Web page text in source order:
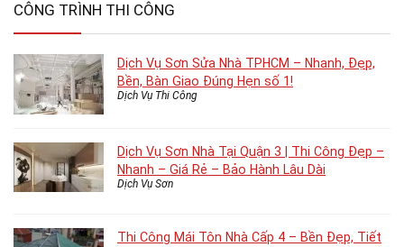
CÔNG TRÌNH THI CÔNG
Dịch Vụ Sơn Sửa Nhà TPHCM – Nhanh, Đẹp,
Bền, Bàn Giao Đúng Hẹn số 1!
Dịch Vụ Thi Công
Dịch Vụ Sơn Nhà Tại Quận 3 | Thi Công Đẹp –
Nhanh – Giá Rẻ – Bảo Hành Lâu Dài
Dịch Vụ Sơn
Thi Công Mái Tôn Nhà Cấp 4 – Bền Đẹp, Tiết